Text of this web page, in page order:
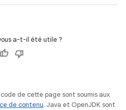
a-t-il été utile ?
de cette page sont soumis aux
de contenu. Java et OpenJDK sont